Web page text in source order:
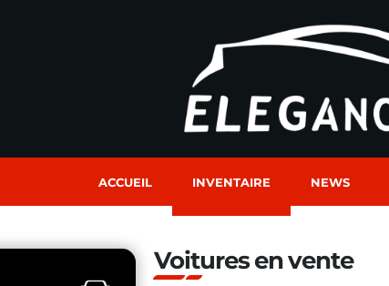
ACCUEIL INVENTAIRE NEWS
Voitures en vente